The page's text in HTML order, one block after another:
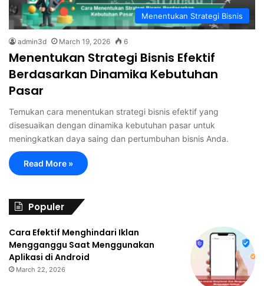
Menentukan Strategi Bisnis
admin3d March 19, 2026 6
Menentukan Strategi Bisnis Efektif
Berdasarkan Dinamika Kebutuhan
Pasar
Temukan cara menentukan strategi bisnis efektif yang
disesuaikan dengan dinamika kebutuhan pasar untuk
meningkatkan daya saing dan pertumbuhan bisnis Anda.
Read More »
Populer
Cara Efektif Menghindari Iklan
Mengganggu Saat Menggunakan
Aplikasi di Android
March 22, 2026